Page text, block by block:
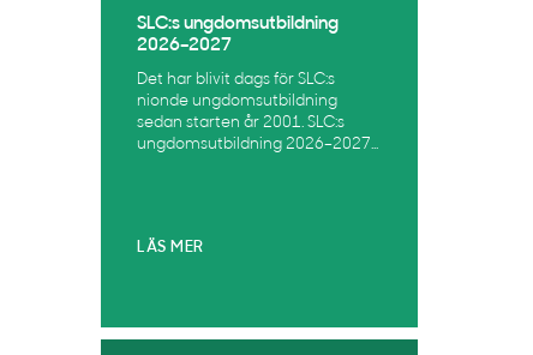
SLC:s ungdomsutbildning
2026–2027
Det har blivit dags för SLC:s
nionde ungdomsutbildning
sedan starten år 2001. SLC:s
ungdomsutbildning 2026–2027...
LÄS MER